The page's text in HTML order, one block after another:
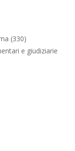
(330)
e giudiziarie